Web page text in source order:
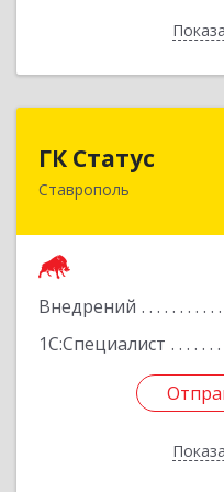
ГК Статус
Ставрополь
Внедрений
1С:Специалист
355002,